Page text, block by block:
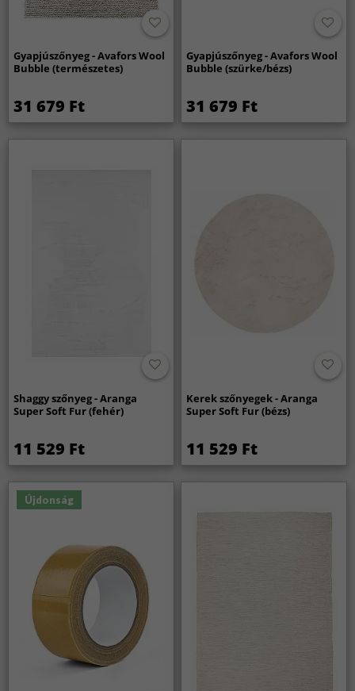
Gyapjúszőnyeg - Avafors Wool
Bubble (természetes)
31 679 Ft
Gyapjúszőnyeg - Avafors Wool
Bubble (szürke/bézs)
31 679 Ft
Shaggy szőnyeg - Aranga
Super Soft Fur (fehér)
11 529 Ft
Kerek szőnyegek - Aranga
Super Soft Fur (bézs)
11 529 Ft
Újdonság